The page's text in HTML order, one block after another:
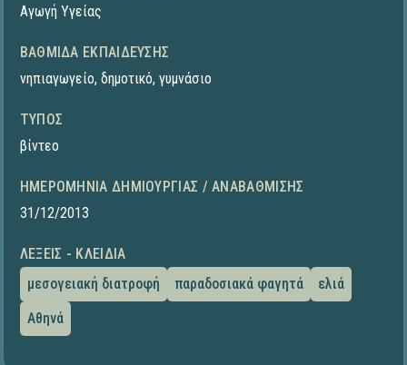
Αγωγή Υγείας
ΒΑΘΜΊΔΑ ΕΚΠΑΊΔΕΥΣΗΣ
νηπιαγωγείο, δημοτικό, γυμνάσιο
ΤΎΠΟΣ
βίντεο
ΗΜΕΡΟΜΗΝΊΑ ΔΗΜΙΟΥΡΓΊΑΣ / ΑΝΑΒΆΘΜΙΣΗΣ
31/12/2013
ΛΈΞΕΙΣ - ΚΛΕΙΔΙΆ
μεσογειακή διατροφή
παραδοσιακά φαγητά
ελιά
Αθηνά